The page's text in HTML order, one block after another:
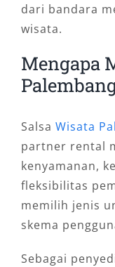
dari bandara
wisata.
Mengapa
Salsa Wisata
partner rental
kenyamanan,
fleksibilitas
memilih jenis
skema
Sebagai